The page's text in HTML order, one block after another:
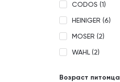
CODOS (1)
HEINIGER (6)
MOSER (2)
WAHL (2)
Возраст питомца